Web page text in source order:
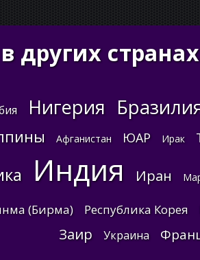
других
Нигерия
Афганистан ЮАР Ирак
Индия Иран
(Бирма) Республика Корея
Заир Украина